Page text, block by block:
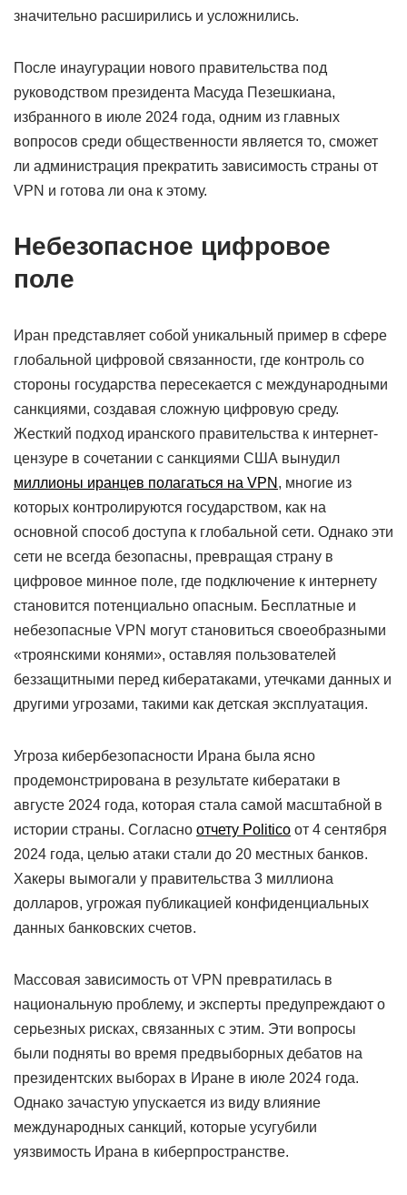
значительно расширились и усложнились.
После инаугурации нового правительства под
руководством президента Масуда Пезешкиана,
избранного в июле 2024 года, одним из главных
вопросов среди общественности является то, сможет
ли администрация прекратить зависимость страны от
VPN и готова ли она к этому.
Небезопасное цифровое
поле
Иран представляет собой уникальный пример в сфере
глобальной цифровой связанности, где контроль со
стороны государства пересекается с международными
санкциями, создавая сложную цифровую среду.
Жесткий подход иранского правительства к интернет-
цензуре в сочетании с санкциями США вынудил
миллионы иранцев полагаться на VPN , многие из
которых контролируются государством, как на
основной способ доступа к глобальной сети. Однако эти
сети не всегда безопасны, превращая страну в
цифровое минное поле, где подключение к интернету
становится потенциально опасным. Бесплатные и
небезопасные VPN могут становиться своеобразными
«троянскими конями», оставляя пользователей
беззащитными перед кибератаками, утечками данных и
другими угрозами, такими как детская эксплуатация.
Угроза кибербезопасности Ирана была ясно
продемонстрирована в результате кибератаки в
августе 2024 года, которая стала самой масштабной в
истории страны. Согласно отчету Politico от 4 сентября
2024 года, целью атаки стали до 20 местных банков.
Хакеры вымогали у правительства 3 миллиона
долларов, угрожая публикацией конфиденциальных
данных банковских счетов.
Массовая зависимость от VPN превратилась в
национальную проблему, и эксперты предупреждают о
серьезных рисках, связанных с этим. Эти вопросы
были подняты во время предвыборных дебатов на
президентских выборах в Иране в июле 2024 года.
Однако зачастую упускается из виду влияние
международных санкций, которые усугубили
уязвимость Ирана в киберпространстве.